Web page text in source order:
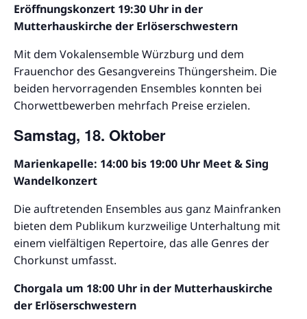
Eröffnungskonzert 19:30 Uhr in der
Mutterhauskirche der Erlöserschwestern
Mit dem Vokalensemble Würzburg und dem
Frauenchor des Gesangvereins Thüngersheim. Die
beiden hervorragenden Ensembles konnten bei
Chorwettbewerben mehrfach Preise erzielen.
Samstag, 18. Oktober
Marienkapelle: 14:00 bis 19:00 Uhr Meet & Sing
Wandelkonzert
Die auftretenden Ensembles aus ganz Mainfranken
bieten dem Publikum kurzweilige Unterhaltung mit
einem vielfältigen Repertoire, das alle Genres der
Chorkunst umfasst.
Chorgala um 18:00 Uhr in der Mutterhauskirche
der Erlöserschwestern